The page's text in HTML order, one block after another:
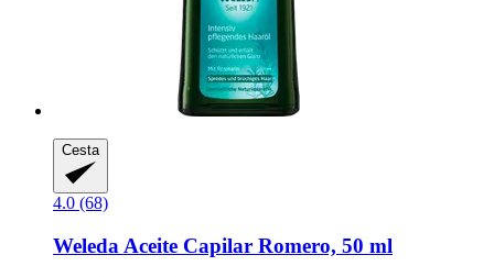
Cesta
4.0 (68)
Weleda Aceite Capilar Romero, 50 ml